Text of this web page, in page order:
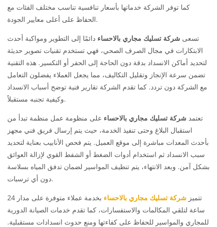
كما توفر الشركة خدماتها بأسعار تنافسية تناسب مختلف الفئات مع
الحفاظ على أعلى معايير الجودة.
تسعى شركة تسليك مجاري بالاحساء دائمًا إلى التطوير ومواكبة أحدث
الابتكارات في مجال الصرف الصحي، فهي تستخدم تقنيات تصوير حديثة
لتحديد أماكن الانسداد بدقة دون الحاجة إلى الحفر أو التكسير. هذه التقنية
تضمن سرعة الإنجاز وتقليل التكاليف، مما يجعل العملاء يفضلون التعامل
مع الشركة دون تردد. كما تقدم الشركة تقارير فنية توضح أسباب الانسداد
وكيفية تجنبه مستقبلاً.
تعتمد شركة تسليك مجاري بالاحساء على منظومة عمل منظمة تبدأ من
استقبال البلاغ وحتى تنفيذ الخدمة، حيث يتم إرسال فريق فني مجهز
بأحدث المعدات مباشرة إلى موقع العميل. يتم فحص الأنابيب بعناية لتحديد
سبب الانسداد ثم استخدام أدوات الضغط أو الشفط القوي لإزالة العوائق
بشكل آمن. وبعد الانتهاء، يتم تنظيف المواسير لضمان تدفق المياه بسلاسة
دون أي ترسبات.
تتميز شركة تسليك مجاري بالاحساء
بخدمة عملاء متوفرة على مدار 24
ساعة لتلقي المكالمات والاستفسارات، كما تقدم خدمات الصيانة الدورية
للمجاري والمواسير للحفاظ على كفاءتها ومنع حدوث انسدادات مستقبلية.